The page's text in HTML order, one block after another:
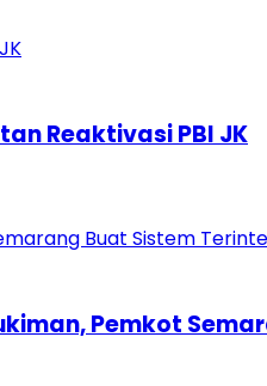
Reaktivasi PBI JK
Pemkot